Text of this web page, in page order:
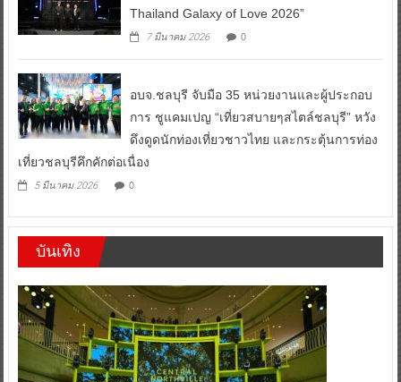
Thailand Galaxy of Love 2026”
7 มีนาคม 2026 0
อบจ.ชลบุรี จับมือ 35 หน่วยงานและผู้ประกอบ
การ ชูแคมเปญ “เที่ยวสบายๆสไตล์ชลบุรี” หวัง
ดึงดูดนักท่องเที่ยวชาวไทย และกระตุ้นการท่อง
เที่ยวชลบุรีคึกคักต่อเนื่อง
5 มีนาคม 2026 0
บันเทิง